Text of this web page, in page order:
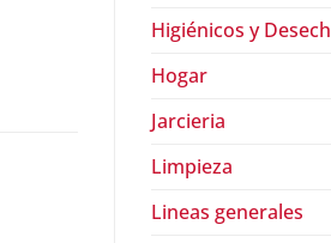
Higiénicos y
Hogar
Jarcieria
Limpieza
Lineas generales